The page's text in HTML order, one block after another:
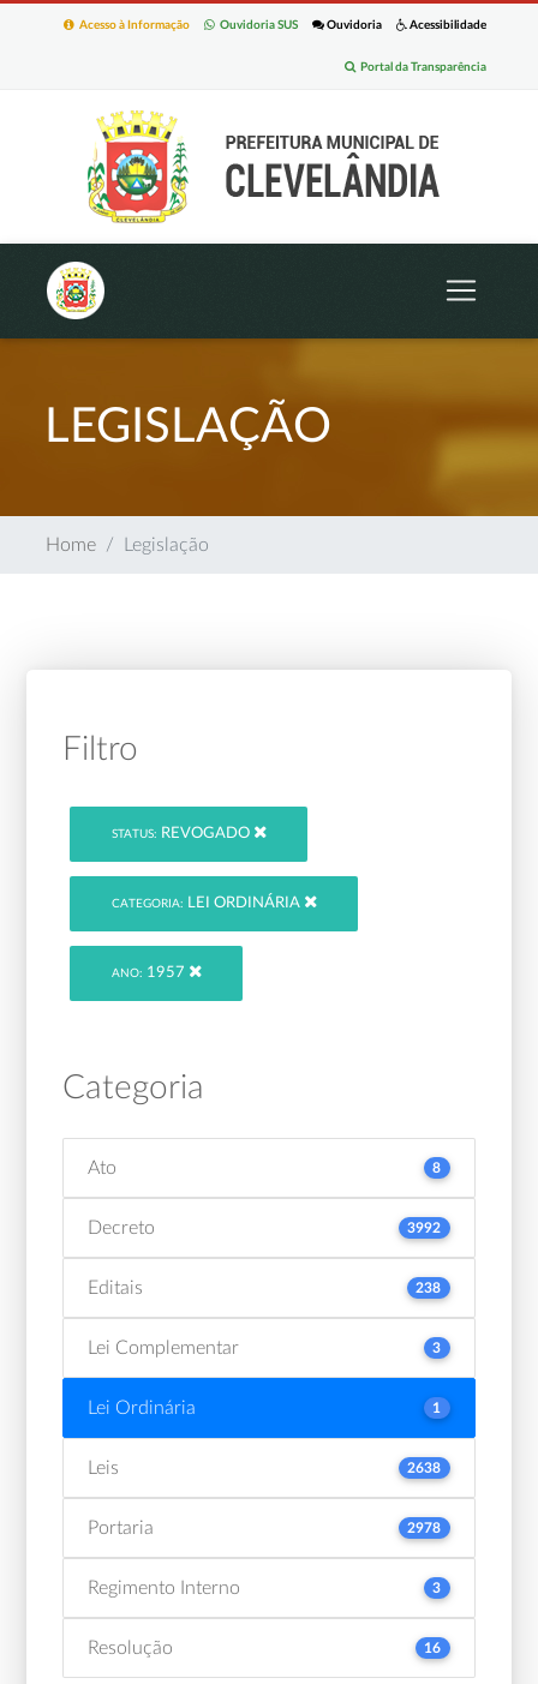
Acessibilidade
Ouvidoria
Ouvidoria SUS
Acesso à Informação
Portal da Transparência
LEGISLAÇÃO
Home Legislação
Filtro
STATUS: REVOGADO
CATEGORIA: LEI ORDINÁRIA
ANO: 1957
Categoria
Ato 8
Decreto 3992
Editais 238
Lei Complementar 3
Lei Ordinária 1
Leis 2638
Portaria 2978
Regimento Interno 3
Resolução 16